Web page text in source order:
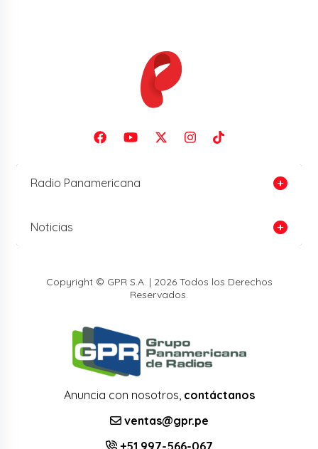
Radio Panamericana
Noticias
Copyright © GPR S.A. | 2026 Todos los Derechos
Reservados.
Anuncia con nosotros, contáctanos
ventas@gpr.pe
+51 997-566-067